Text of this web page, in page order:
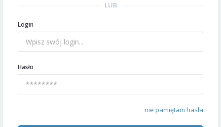
LUB
Login
Hasło
nie pamiętam hasła